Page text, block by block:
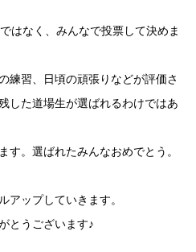
はなく、みんなで投票して決めま
練習、日頃の頑張りなどが評価さ
した道場生が選ばれるわけではあ
す。選ばれたみんなおめでとう。
アップしていきます。
とうございます♪